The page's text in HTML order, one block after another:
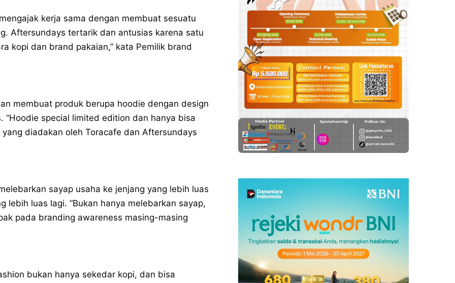
kerja sama dengan membuat sesuatu
Aftersundays tertarik dan antusias karena satu
kopi dan brand pakaian,” kata Pemilik brand
membuat produk berupa hoodie dengan design
special limited edition dan hanya bisa
diadakan oleh Toracafe dan Aftersundays
sayap usaha ke jenjang yang lebih luas
luas lagi. “Bukan hanya melebarkan sayap,
pada branding awareness masing-masing
bukan hanya sekedar kopi, dan bisa